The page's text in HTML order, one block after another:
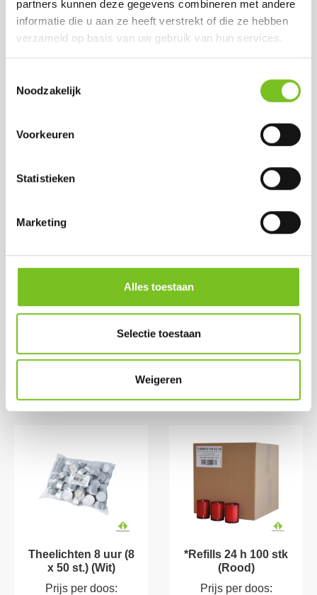
partners kunnen deze gegevens combineren met andere
informatie die u aan ze heeft verstrekt of die ze hebben
verzameld op basis van uw gebruik van hun services.
Noodzakelijk
Voorkeuren
Statistieken
Marketing
Alles toestaan
Selectie toestaan
Weigeren
Prijs per tray:
€ 19,37incl. BTW
Op voorraad
Meest Besteld
Theelichten 8 uur (8
x 50 st.) (Wit)
Prijs per doos:
*Refills 24 h 100 stk
(Rood)
Prijs per doos: